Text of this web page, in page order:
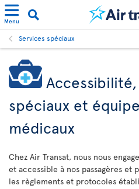
Menu
Services spéciaux
spéciaux et
médicaux
Chez Air Transat, nous nous
et accessible à nos passagères et
les règlements et protocoles